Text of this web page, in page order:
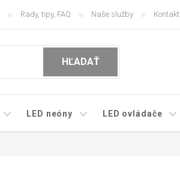
Rady, tipy, FAQ Naše služby Kontakt
HĽADAŤ
LED neóny LED ovládače